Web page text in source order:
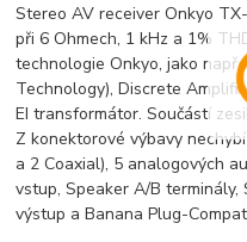
Stereo AV receiver Onkyo
při 6 Ohmech, 1 kHz a 1%
technologie Onkyo, jako
Technology), Discrete
EI transformátor. Součástí
Z konektorové výbavy
a 2 Coaxial), 5 analogových
vstup, Speaker A/B
výstup a Banana Plug-